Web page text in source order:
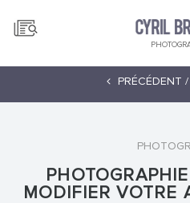
PRÉCÉDENT /
MODIFIER VOTRE